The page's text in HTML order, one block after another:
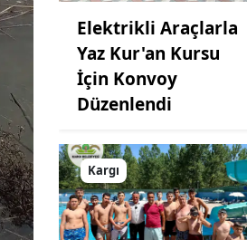
Elektrikli Araçlarla
Yaz Kur'an Kursu
İçin Konvoy
Düzenlendi
Kargı